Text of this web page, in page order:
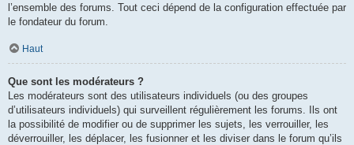
l’ensemble des forums. Tout ceci dépend de la configuration effectuée par
le fondateur du forum.
Haut
Que sont les modérateurs ?
Les modérateurs sont des utilisateurs individuels (ou des groupes
d’utilisateurs individuels) qui surveillent régulièrement les forums. Ils ont
la possibilité de modifier ou de supprimer les sujets, les verrouiller, les
déverrouiller, les déplacer, les fusionner et les diviser dans le forum qu’ils